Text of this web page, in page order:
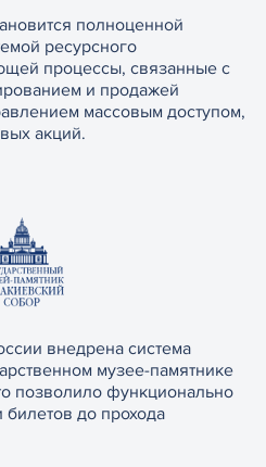
полноценной
ресурсного
процессы, связанные с
и продажей
массовым доступом,
акций.
внедрена система
музее-памятнике
позволило функционально
билетов до прохода